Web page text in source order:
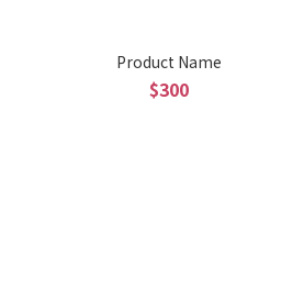
Product Name
$300